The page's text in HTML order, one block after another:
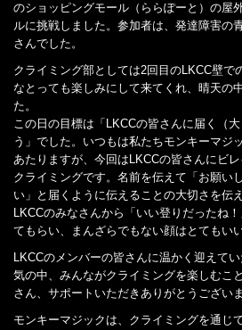
のショッピングモール（ららぽーと）の屋
ルに挑戦しました。参加者は、発達障害の
さんでした。
クライミング部としては2回目のLKCC壁で
なとっても楽しみにして来てくれ、晴天の
た。
この日の目標は「LKCCの皆さんに届く（
う」でした。いつもは私たちモンキーマジ
あたりますが、今回はLKCCの皆さんにビ
クライミングです。名前を伝えて「お願い
い」と届くように伝えることの大切さを伝
LKCCのみなさんから「いい登りだったね
てもらい、まんざらでもない顔はとてもい
LKCCのメンバーの皆さんに温かく迎えて
気の中、みんながクライミングを楽しむこ
さん、サポートいただきありがとうございま
モンキーマジックは、クライミングを通じ